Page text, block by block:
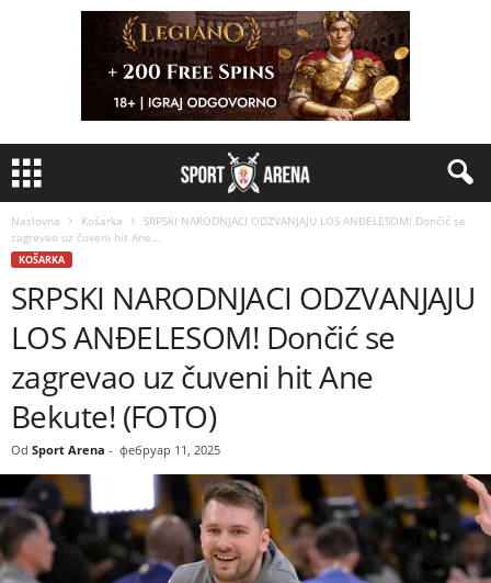
Naslovna Košarka
SRPSKI NARODNJACI ODZVANJAJU LOS ANĐELESOM! Dončić se
zagrevao uz čuveni hit Ane...
KOŠARKA
SRPSKI NARODNJACI ODZVANJAJU
LOS ANĐELESOM! Dončić se
zagrevao uz čuveni hit Ane
Bekute! (FOTO)
Od Sport Arena - фебруар 11, 2025